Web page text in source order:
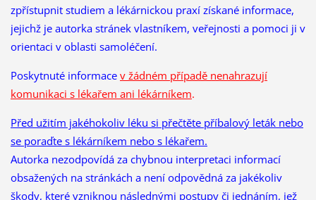
zpřístupnit studiem a lékárnickou praxí získané informace,
jejichž je autorka stránek vlastníkem, veřejnosti a pomoci ji v
orientaci v oblasti samoléčení.
Poskytnuté informace v žádném případě nenahrazují
komunikaci s lékařem ani lékárníkem.
Před užitím jakéhokoliv léku si přečtěte příbalový leták nebo
se poraďte s lékárníkem nebo s lékařem.
Autorka nezodpovídá za chybnou interpretaci informací
obsažených na stránkách a není odpovědná za jakékoliv
škody, které vzniknou následnými postupy či jednáním, jež